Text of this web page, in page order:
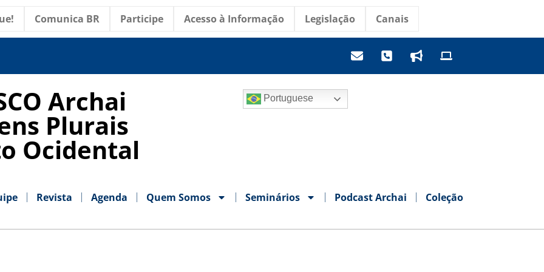
Comunica BR Participe Acesso à Informação Legislação Canais
Archai
Plurais
Ocidental
Portuguese
Revista Agenda Quem Somos Seminários Podcast Archai Coleção